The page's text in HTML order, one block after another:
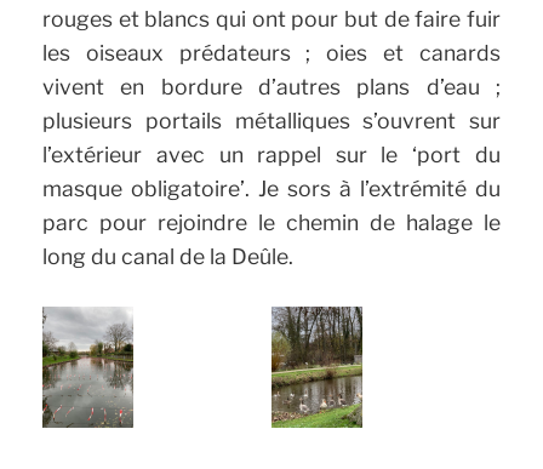
rouges et blancs qui ont pour but de faire fuir
les oiseaux prédateurs ; oies et canards
vivent en bordure d’autres plans d’eau ;
plusieurs portails métalliques s’ouvrent sur
l’extérieur avec un rappel sur le ‘port du
masque obligatoire’. Je sors à l’extrémité du
parc pour rejoindre le chemin de halage le
long du canal de la Deûle.